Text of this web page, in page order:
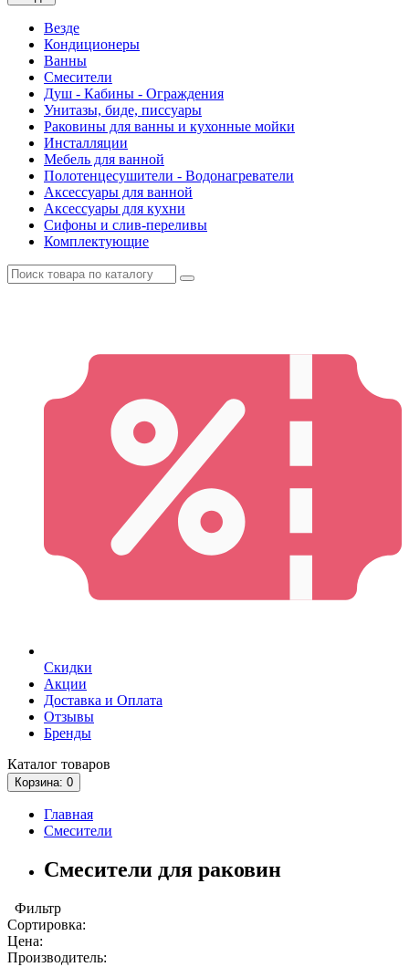
Везде
Кондиционеры
Ванны
Смесители
Душ - Кабины - Ограждения
Унитазы, биде, писсуары
Раковины для ванны и кухонные мойки
Инсталляции
Мебель для ванной
Полотенцесушители - Водонагреватели
Аксессуары для ванной
Аксессуары для кухни
Сифоны и слив-переливы
Комплектующие
Скидки
Акции
Доставка и Оплата
Отзывы
Бренды
Каталог товаров
Корзина: 0
Главная
Смесители
Смесители для раковин
Фильтр
Сортировка:
Цена:
Производитель: